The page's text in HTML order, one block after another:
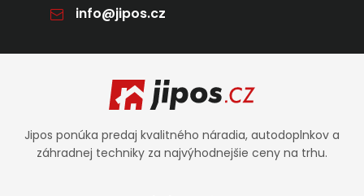
info@jipos.cz
Jipos ponúka predaj kvalitného náradia, autodoplnkov a
záhradnej techniky za najvýhodnejšie ceny na trhu.